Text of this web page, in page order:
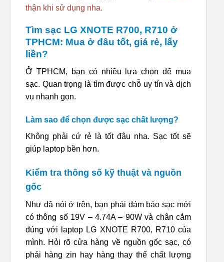
thận khi sử dụng nha.
Tìm sạc LG XNOTE R700, R710 ở
TPHCM: Mua ở đâu tốt, giá rẻ, lấy
liền?
Ở TPHCM, bạn có nhiều lựa chọn để mua
sạc. Quan trọng là tìm được chỗ uy tín và dịch
vụ nhanh gọn.
Làm sao để chọn được sạc chất lượng?
Không phải cứ rẻ là tốt đâu nha. Sạc tốt sẽ
giúp laptop bền hơn.
Kiểm tra thông số kỹ thuật và nguồn
gốc
Như đã nói ở trên, bạn phải đảm bảo sạc mới
có thông số 19V – 4.74A – 90W và chân cắm
đúng với laptop LG XNOTE R700, R710 của
mình. Hỏi rõ cửa hàng về nguồn gốc sạc, có
phải hàng zin hay hàng thay thế chất lượng